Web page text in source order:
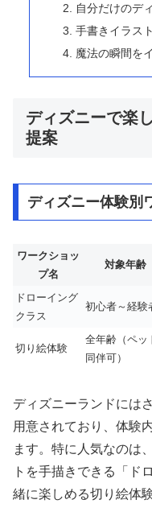
自分だけのデ
手書きイラス
魔法の瞬間を
ディズニーで楽
提案
ディズニー体験別
ワークショッ
プ名
対象年齢
ドローイング
クラス
初心者～経験
切り絵体験
全年齢（ペッ
同伴可）
ディズニーランドには
用意されており、体験
ます。特に人気なのは
トを手描きできる「ド
緒に楽しめる切り絵体